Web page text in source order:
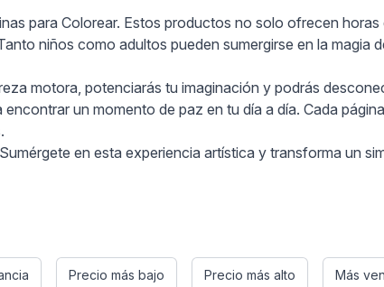
para Colorear. Estos productos no solo ofrecen
niños como adultos pueden sumergirse en la magia
motora, potenciarás tu imaginación y podrás
un momento de paz en tu día a día. Cada
en esta experiencia artística y transforma un
Precio más bajo Precio más alto Más